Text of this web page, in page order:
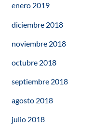
enero 2019
diciembre 2018
noviembre 2018
octubre 2018
septiembre 2018
agosto 2018
julio 2018